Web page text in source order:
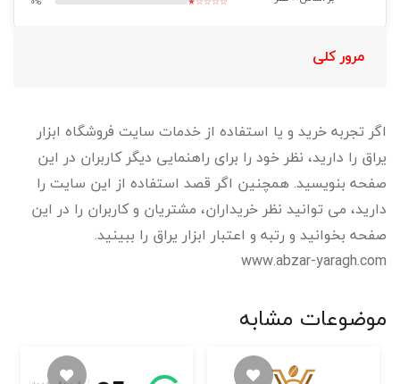
مرور کلی
اگر تجربه خرید و یا استفاده از خدمات سایت فروشگاه ابزار
یراق را دارید، نظر خود را برای راهنمایی دیگر کاربران در این
صفحه بنویسید. همچنین اگر قصد استفاده از این سایت را
دارید، می توانید نظر خریداران، مشتریان و کاربران را در این
صفحه بخوانید و رتبه و اعتبار ابزار یراق را ببینید.
www.abzar-yaragh.com
موضوعات مشابه